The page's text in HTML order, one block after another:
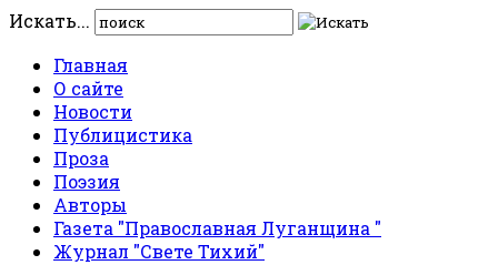
Искать...
Главная
О сайте
Новости
Публицистика
Проза
Поэзия
Авторы
Газета "Православная Луганщина "
Журнал "Свете Тихий"